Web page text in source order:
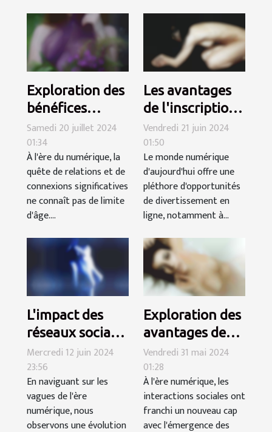
Exploration des
bénéfices
sociaux et
personnels des
rencontres en
ligne pour
seniors
Samedi 20 juillet 2024
01:34
À l'ère du numérique, la
quête de relations et de
connexions significatives
ne connaît pas de limite
d'âge....
Les avantages
de l'inscription
gratuite sur les
sites de
webcams en
direct
Vendredi 21 juin 2024
01:50
Le monde numérique
d'aujourd'hui offre une
pléthore d'opportunités
de divertissement en
ligne, notamment à...
L'impact des
réseaux sociaux
sur les
rencontres
intimes
modernes
Mercredi 12 juin 2024
23:56
En naviguant sur les
vagues de l'ère
numérique, nous
observons une évolution
Exploration des
avantages des
discussions en
ligne anonymes
pour des
rencontres
excitantes
Vendredi 31 mai 2024
01:28
À l'ère numérique, les
interactions sociales ont
franchi un nouveau cap
avec l'émergence des